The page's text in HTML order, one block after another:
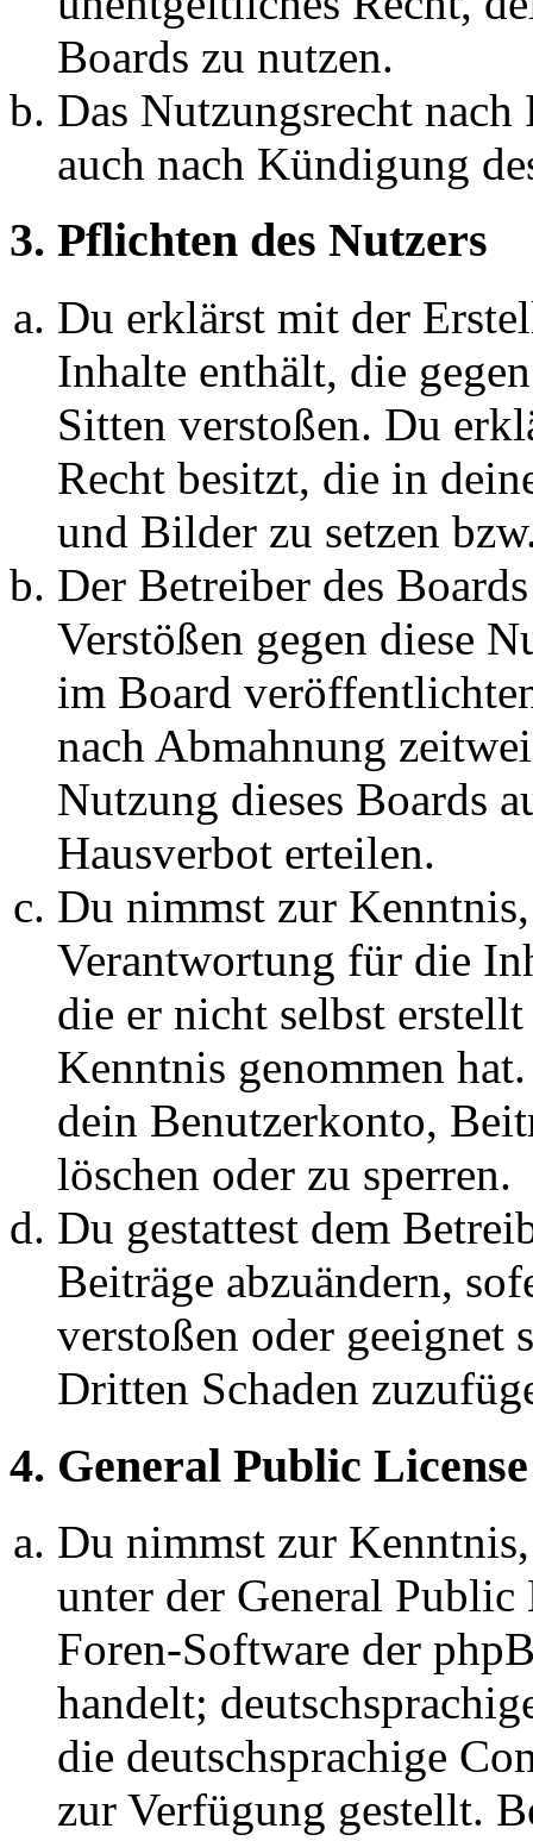
Boards zu nutzen.
Das Nutzungsrecht
auch nach Kündigung
3. Pflichten des Nutzers
Du erklärst mit der
Inhalte enthält, die
Sitten verstoßen. Du
Recht besitzt, die in
und Bilder zu setzen
Der Betreiber des
Verstößen gegen diese
im Board
nach Abmahnung
Nutzung dieses Boards
Hausverbot erteilen.
Du nimmst zur
Verantwortung für die
die er nicht selbst
Kenntnis genommen
dein Benutzerkonto,
löschen oder zu sperren.
Du gestattest dem
Beiträge abzuändern,
verstoßen oder geeignet
Dritten Schaden
4. General Public License
Du nimmst zur
unter der General
Foren-Software der
handelt;
die deutschsprachige
zur Verfügung gestellt.